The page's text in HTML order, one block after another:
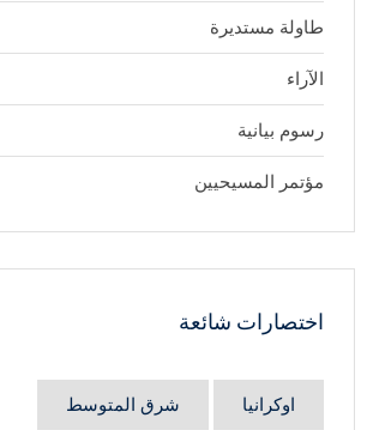
طاولة مستديرة
الآراء
رسوم بيانية
مؤتمر المسيحيين
اختصارات شائعة
اوكرانيا شرق المتوسط